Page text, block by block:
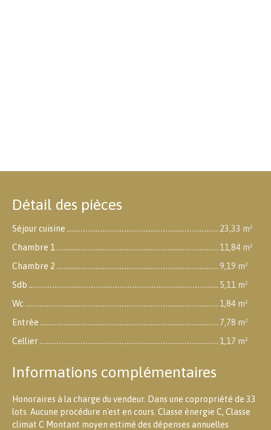
Détail des pièces
Séjour cuisine
23,33 m²
Chambre 1
11,84 m²
Chambre 2
9,19 m²
Sdb
5,11 m²
Wc
1,84 m²
Entrée
7,78 m²
Cellier
1,17 m²
Informations complémentaires
Honoraires à la charge du vendeur. Dans une copropriété de 33
lots. Aucune procédure n'est en cours. Classe énergie C, Classe
climat C Montant moyen estimé des dépenses annuelles